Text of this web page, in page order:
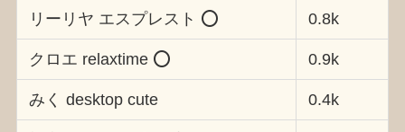
リーリヤ エスプレスト ⭕️ 0.8k
クロエ relaxtime ⭕️ 0.9k
みく desktop cute 0.4k